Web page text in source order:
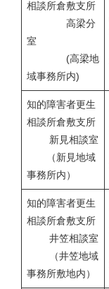
相談所倉敷支所
高梁分
室
(高梁地
域事務所内)
知的障害者更生
相談所倉敷支所
新見相談室
（新見地域
事務所内）
知的障害者更生
相談所倉敷支所
井笠相談室
（井笠地域
事務所敷地内）